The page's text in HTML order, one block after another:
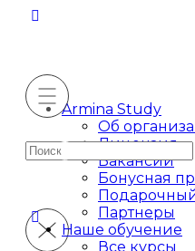
Armina Study
Об
Лицензия
Вакансии
Бонусная
Партнеры
Наше обучение
Все курсы
Искать: